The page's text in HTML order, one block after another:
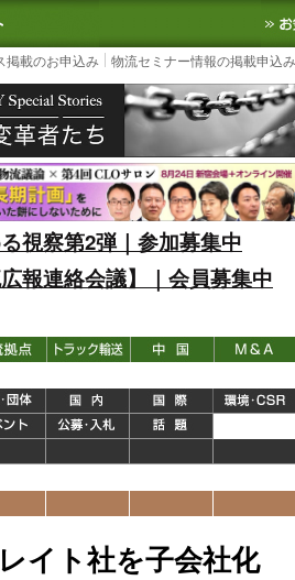
の物流ニュースサイト3PL, SCMなど国内外
掲載のお申込み 物流セミナー情報の掲載申込み
視察第2弾｜参加募集中
報連絡会議】｜会員募集中
イト社を子会社化